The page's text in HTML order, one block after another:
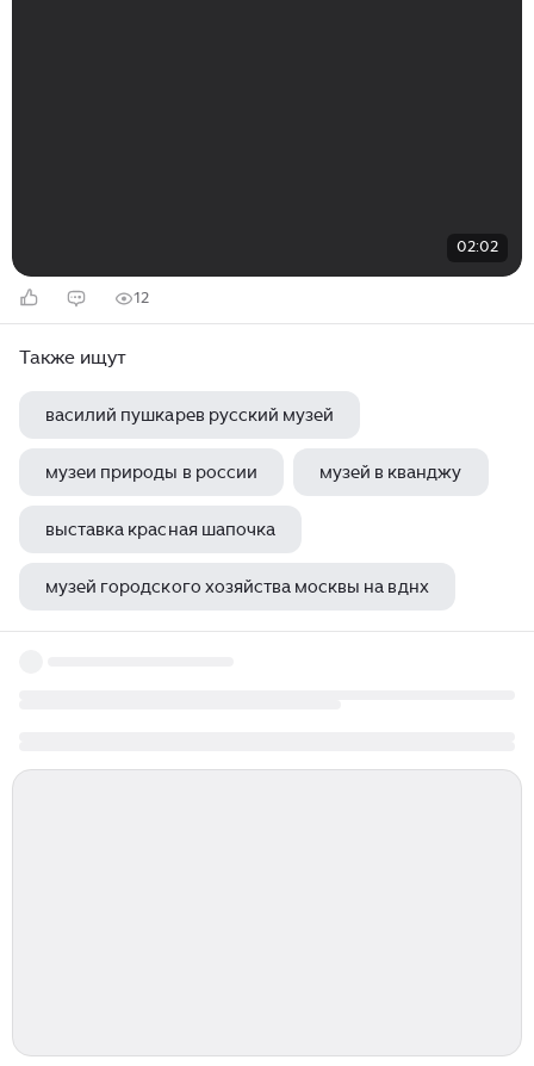
02:02
12
Также ищут
василий пушкарев русский музей
музеи природы в россии музей в кванджу
выставка красная шапочка
музей городского хозяйства москвы на вднх